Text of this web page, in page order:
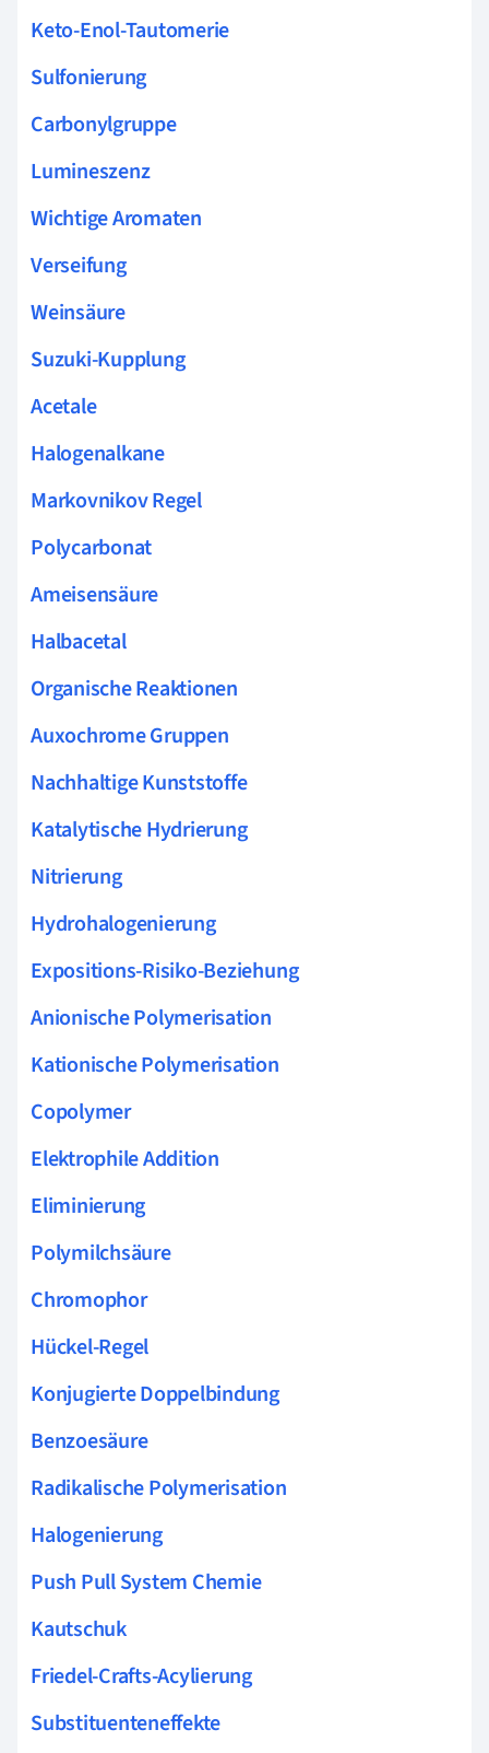
Keto-Enol-Tautomerie
Sulfonierung
Carbonylgruppe
Lumineszenz
Wichtige Aromaten
Verseifung
Weinsäure
Suzuki-Kupplung
Acetale
Halogenalkane
Markovnikov Regel
Polycarbonat
Ameisensäure
Halbacetal
Organische Reaktionen
Auxochrome Gruppen
Nachhaltige Kunststoffe
Katalytische Hydrierung
Nitrierung
Hydrohalogenierung
Expositions-Risiko-Beziehung
Anionische Polymerisation
Kationische Polymerisation
Copolymer
Elektrophile Addition
Eliminierung
Polymilchsäure
Chromophor
Hückel-Regel
Konjugierte Doppelbindung
Benzoesäure
Radikalische Polymerisation
Halogenierung
Push Pull System Chemie
Kautschuk
Friedel-Crafts-Acylierung
Substituenteneffekte